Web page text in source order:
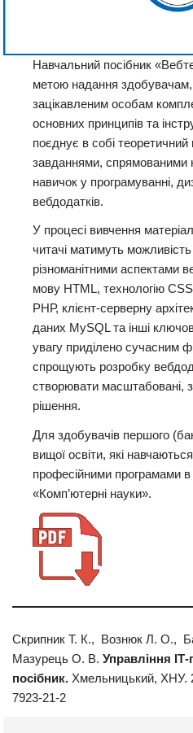
Навчальний посібник
метою надання
зацікавленим особам
основних принципів та
поєднує в собі
завданнями, спрямованими
навичок у програмуванні,
вебдодатків.
У процесі вивчення
читачі матимуть
різноманітними аспектами
мову HTML, технологію
РНР, клієнт-серверну
даних MySQL та інші
увагу приділено сучасним
спрощують розробку
створювати масштабовані,
рішення.
Для здобувачів першого
вищої освіти, які
професійними програмами в
«Комп’ютерні науки».
Скрипник Т. К., Вознюк Л. О.,
Мазурець О. В. Управління
посібник. Хмельницький, ХНУ.
7923-21-2